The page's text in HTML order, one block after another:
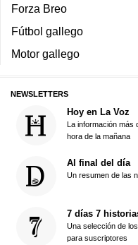
Forza Breo
Fútbol gallego
Motor gallego
NEWSLETTERS
Hoy en La Voz
La información más
hora de la mañana
Al final del día
Un resumen de las
7 días 7
Una selección de
para suscriptores